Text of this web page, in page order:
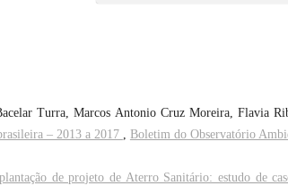
Turra, Marcos Antonio Cruz Moreira, Flavia
– 2013 a 2017 , Boletim do Observatório
de projeto de Aterro Sanitário: estudo de